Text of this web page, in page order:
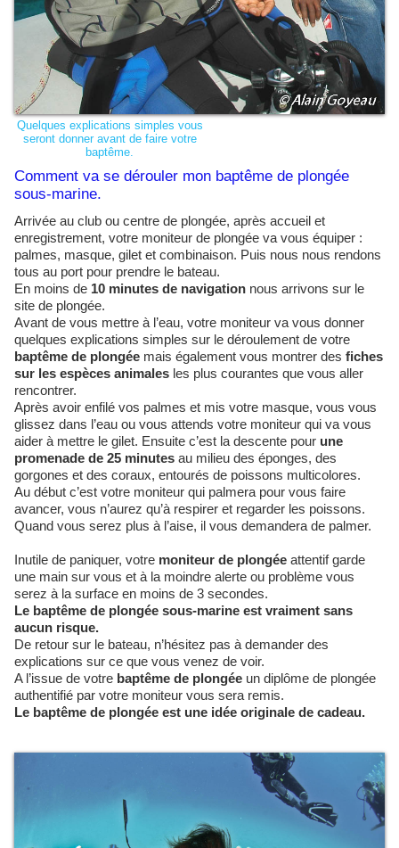
Quelques explications simples vous
seront donner avant de faire votre
baptême.
Comment va se dérouler mon baptême de plongée
sous-marine.
Arrivée au club ou centre de plongée, après accueil et
enregistrement, votre moniteur de plongée va vous équiper :
palmes, masque, gilet et combinaison. Puis nous nous rendons
tous au port pour prendre le bateau.
En moins de 10 minutes de navigation nous arrivons sur le
site de plongée.
Avant de vous mettre à l’eau, votre moniteur va vous donner
quelques explications simples sur le déroulement de votre
baptême de plongée mais également vous montrer des fiches
sur les espèces animales les plus courantes que vous aller
rencontrer.
Après avoir enfilé vos palmes et mis votre masque, vous vous
glissez dans l’eau ou vous attends votre moniteur qui va vous
aider à mettre le gilet. Ensuite c’est la descente pour une
promenade de 25 minutes au milieu des éponges, des
gorgones et des coraux, entourés de poissons multicolores.
Au début c’est votre moniteur qui palmera pour vous faire
avancer, vous n’aurez qu’à respirer et regarder les poissons.
Quand vous serez plus à l’aise, il vous demandera de palmer.
Inutile de paniquer, votre moniteur de plongée attentif garde
une main sur vous et à la moindre alerte ou problème vous
serez à la surface en moins de 3 secondes.
Le baptême de plongée sous-marine est vraiment sans
aucun risque.
De retour sur le bateau, n’hésitez pas à demander des
explications sur ce que vous venez de voir.
A l’issue de votre baptême de plongée un diplôme de plongée
authentifié par votre moniteur vous sera remis.
Le baptême de plongée est une idée originale de cadeau.